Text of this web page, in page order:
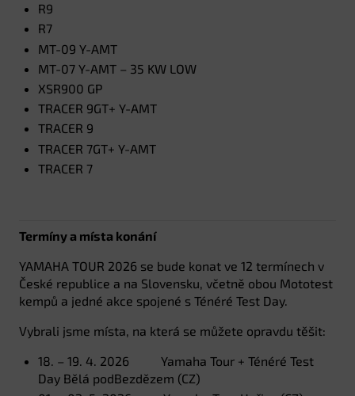
R9
R7
MT-09 Y-AMT
MT-07 Y-AMT – 35 KW LOW
XSR900 GP
TRACER 9GT+ Y-AMT
TRACER 9
TRACER 7GT+ Y-AMT
TRACER 7
Termíny a místa konání
YAMAHA TOUR 2026 se bude konat ve 12 termínech v
České republice a na Slovensku, včetně obou Mototest
kempů a jedné akce spojené s Ténéré Test Day.
Vybrali jsme místa, na která se můžete opravdu těšit:
18. – 19. 4. 2026 Yamaha Tour + Ténéré Test
Day Bělá podBezdězem (CZ)